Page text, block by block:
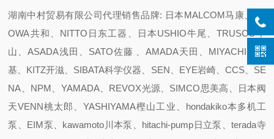
湖南中村贸易有限公司代理销售品牌: 日本MALCOM马康、KY
OWA共和、NITTO日东工器、日本USHIO牛尾、TRUSCO中
山、ASADA浅田、SATO佐藤 、AMADA天田、MIYACHI米亚
基、KITZ开滋、SIBATA科学仪器、SEN、EYE岩崎、CCS、SE
NA、NPM、YAMADA、REVOX光源、SIMCO思美高、日本阀
天VENN桃太郎、YASHIYAMA樫山工业、hondakiko本多机工
泵、EIM泵、kawamoto川本泵、hitachi-pump日立泵、terada寺